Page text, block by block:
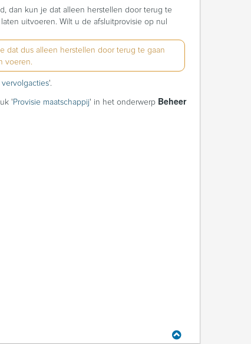
dan kun je dat alleen herstellen door terug te
uitvoeren. Wilt u de afsluitprovisie op nul
dat dus alleen herstellen door terug te gaan
voeren.
vervolgacties'.
' Provisie maatschappij' in het onderwerp Beheer